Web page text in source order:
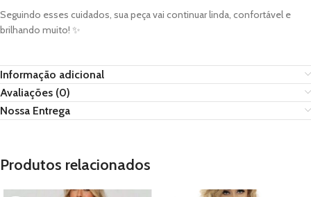
Seguindo esses cuidados, sua peça vai continuar linda, confortável e
brilhando muito! ✨
Informação adicional
Avaliações (0)
Nossa Entrega
Produtos relacionados